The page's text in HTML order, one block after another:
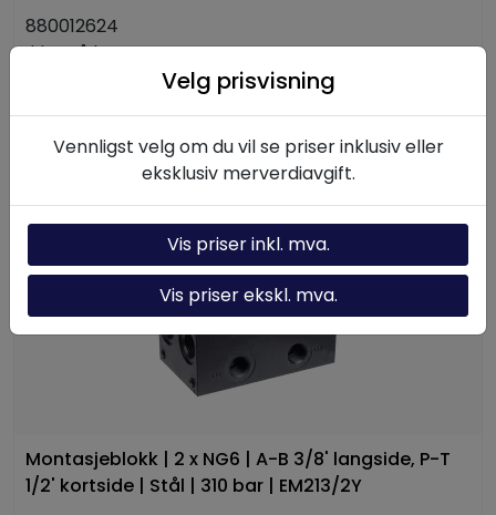
880012624
Ikke på lager
Legg i handlevogn
Montasjeblokk | 2 x NG6 | A-B 3/8' langside, P-T
1/2' kortside | Stål | 310 bar | EM213/2Y
Velg prisvisning
Vennligst velg om du vil se priser inklusiv eller
eksklusiv merverdiavgift.
Vis priser inkl. mva.
Vis priser ekskl. mva.